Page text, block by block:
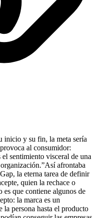
inicio y su fin, la meta sería
al consumidor:
sentimiento visceral de una
afrontaba
la eterna tarea de definir
quien la rechace o
que contiene algunos de
la marca es un
la persona hasta el producto